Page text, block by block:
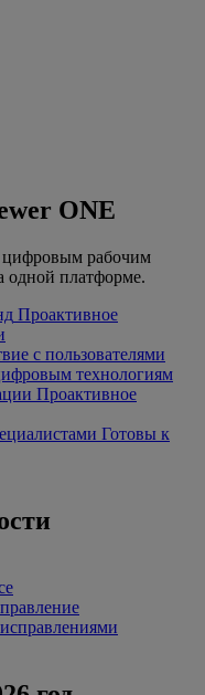
ONE
цифровым рабочим
одной платформе.
Проактивное
с пользователями
технологиям
Проактивное
Готовы к